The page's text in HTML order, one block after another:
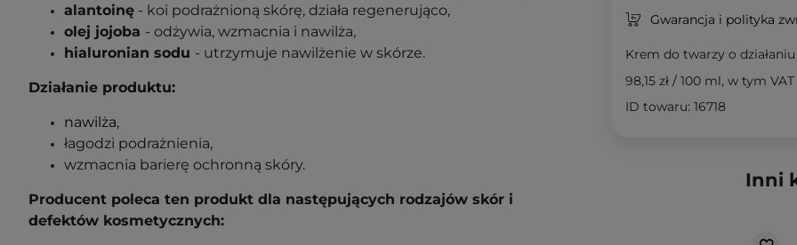
alantoinę - koi podrażnioną skórę, działa regenerująco,
olej jojoba - odżywia, wzmacnia i nawilża,
hialuronian sodu - utrzymuje nawilżenie w skórze.
Działanie produktu:
nawilża,
łagodzi podrażnienia,
wzmacnia barierę ochronną skóry.
Producent poleca ten produkt dla następujących rodzajów skór i
defektów kosmetycznych:
Gwarancja i polityka
Krem do twarzy o
98,15 zł / 100 ml, w tym VAT
ID towaru: 16718
Inni